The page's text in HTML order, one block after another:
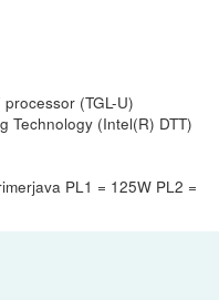
(TGL-U)
Technology (Intel(R) DTT)
PL1 = 125W PL2 =